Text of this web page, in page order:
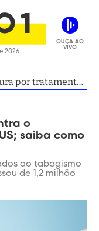
2026
OUÇA AO
VIVO
por tratamento
como ter acesso
o
saiba como
ao tabagismo
de 1,2 milhão